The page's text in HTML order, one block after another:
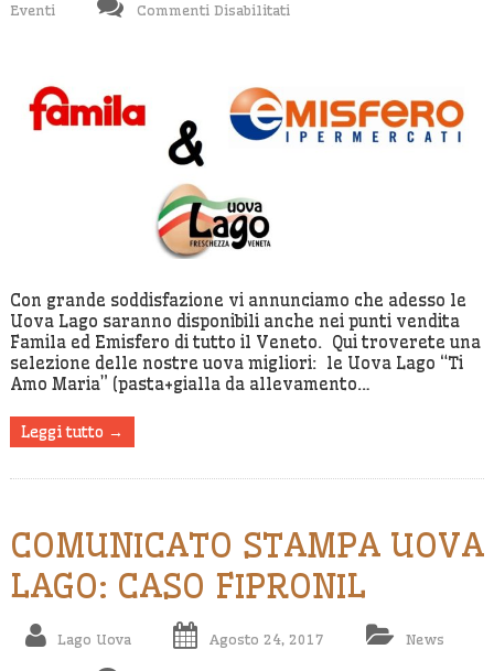
Eventi Commenti Disabilitati
Lago
Anche
Emisfero
Con grande soddisfazione vi annunciamo che adesso le
Uova Lago saranno disponibili anche nei punti vendita
Famila ed Emisfero di tutto il Veneto. Qui troverete una
selezione delle nostre uova migliori: le Uova Lago “Ti
Amo Maria” (pasta+gialla da allevamento…
Leggi tutto →
COMUNICATO STAMPA UOVA
LAGO: CASO FIPRONIL
Lago Uova Agosto 24, 2017 News